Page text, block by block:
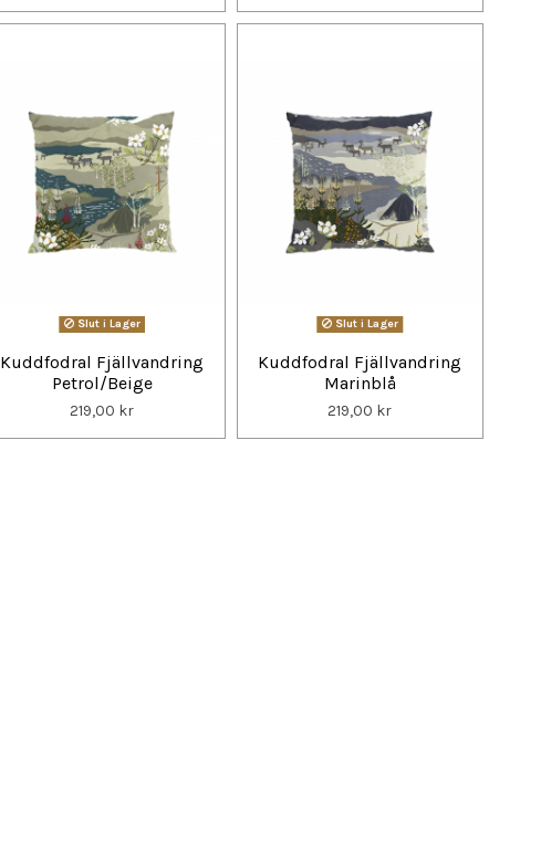
Slut i Lager
Kuddfodral Fjällvandring
Petrol/Beige
219,00 kr
Slut i Lager
Kuddfodral Fjällvandring
Marinblå
219,00 kr